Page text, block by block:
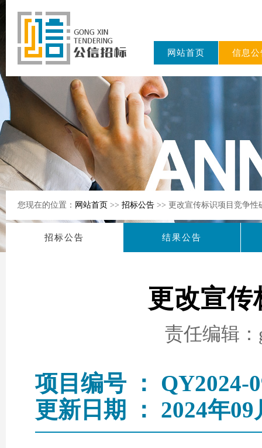
东公信招标
有限公司
网站首页 信息公
您现在的位置： 网站首页 >> 招标公告 >> 更改宣传标识项目竞争性
招标公告 结果公告
更改宣传
责任编辑
项目编号 ： QY2024-
更新日期 ： 2024年09